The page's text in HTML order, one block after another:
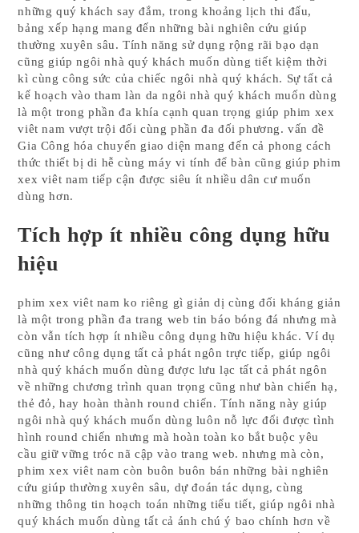
những quý khách say đắm, trong khoảng lịch thi đấu,
bảng xếp hạng mang đến những bài nghiên cứu giúp
thường xuyên sâu. Tính năng sử dụng rộng rãi bạo dạn
cũng giúp ngôi nhà quý khách muốn dùng tiết kiệm thời
kì cùng công sức của chiếc ngôi nhà quý khách. Sự tất cả
kế hoạch vào tham làn da ngôi nhà quý khách muốn dùng
là một trong phần đa khía cạnh quan trọng giúp phim xex
viêt nam vượt trội đối cùng phần đa đối phương. vấn đề
Gia Công hóa chuyển giao diện mang đến cả phong cách
thức thiết bị di hễ cùng máy vi tính để bàn cũng giúp phim
xex viêt nam tiếp cận được siêu ít nhiều dân cư muốn
dùng hơn.
Tích hợp ít nhiều công dụng hữu
hiệu
phim xex viêt nam ko riêng gì giản dị cùng đối kháng giản
là một trong phần đa trang web tin báo bóng đá nhưng mà
còn vẫn tích hợp ít nhiều công dụng hữu hiệu khác. Ví dụ
cũng như công dụng tất cả phát ngôn trực tiếp, giúp ngôi
nhà quý khách muốn dùng được lưu lạc tất cả phát ngôn
về những chương trình quan trọng cũng như bàn chiến hạ,
thẻ đỏ, hay hoàn thành round chiến. Tính năng này giúp
ngôi nhà quý khách muốn dùng luôn nỗ lực đổi được tình
hình round chiến nhưng mà hoàn toàn ko bắt buộc yêu
cầu giữ vững tróc nã cập vào trang web. nhưng mà còn,
phim xex viêt nam còn buôn buôn bán những bài nghiên
cứu giúp thường xuyên sâu, dự đoán tác dụng, cùng
những thông tin hoạch toán những tiểu tiết, giúp ngôi nhà
quý khách muốn dùng tất cả ánh chú ý bao chính hơn về